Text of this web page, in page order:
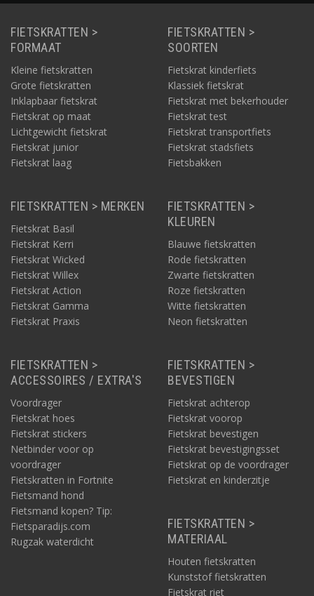
FIETSKRATTEN >
FORMAAT
Kleine fietskratten
Grote fietskratten
Inklapbaar fietskrat
Fietskrat op maat
Lichtgewicht fietskrat
Fietskrat junior
Fietskrat laag
FIETSKRATTEN >
SOORTEN
Fietskrat kinderfiets
Klassiek fietskrat
Fietskrat met bekerhouder
Fietskrat test
Fietskrat transportfiets
Fietskrat stadsfiets
Fietsbakken
FIETSKRATTEN > MERKEN
Fietskrat Basil
Fietskrat Kerri
Fietskrat Wicked
Fietskrat Willex
Fietskrat Action
Fietskrat Gamma
Fietskrat Praxis
FIETSKRATTEN >
KLEUREN
Blauwe fietskratten
Rode fietskratten
Zwarte fietskratten
Roze fietskratten
Witte fietskratten
Neon fietskratten
FIETSKRATTEN >
ACCESSOIRES / EXTRA'S
Voordrager
Fietskrat hoes
Fietskrat stickers
Netbinder voor op
voordrager
Fietskratten in Fortnite
Fietsmand hond
Fietsmand kopen? Tip:
Fietsparadijs.com
Rugzak waterdicht
FIETSKRATTEN >
BEVESTIGEN
Fietskrat achterop
Fietskrat voorop
Fietskrat bevestigen
Fietskrat bevestigingsset
Fietskrat op de voordrager
Fietskrat en kinderzitje
FIETSKRATTEN >
MATERIAAL
Houten fietskratten
Kunststof fietskratten
Fietskrat riet